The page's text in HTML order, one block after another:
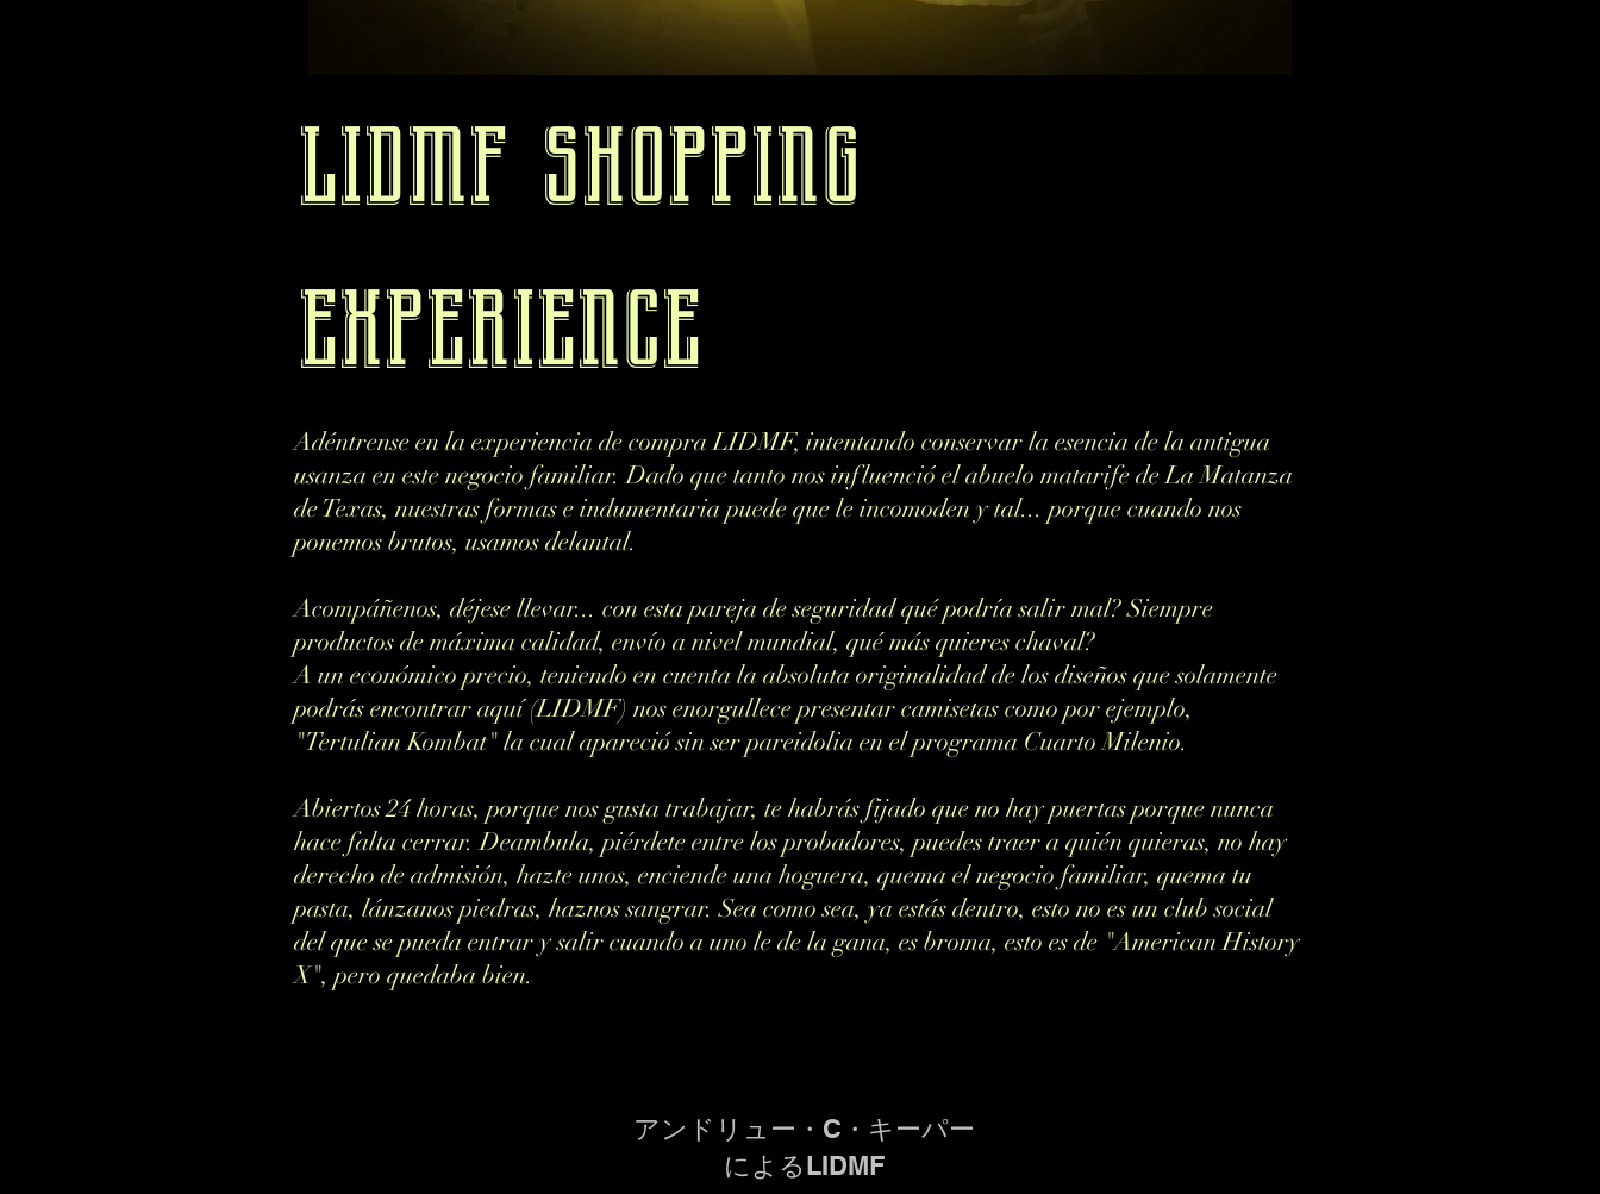
lidmf shopping
experience
Adéntrense en la experiencia de compra LIDMF, intentando conservar la esencia de la antigua
usanza en este negocio familiar. Dado que tanto nos influenció el abuelo matarife de La Matanza
de Texas, nuestras formas e indumentaria puede que le incomoden y tal... porque cuando nos
ponemos brutos, usamos delantal.
Acompáñenos, déjese llevar... con esta pareja de seguridad qué podría salir mal? Siempre
productos de máxima calidad, envío a nivel mundial, qué más quieres chaval?
A un económico precio, teniendo en cuenta la absoluta originalidad de los diseños que solamente
podrás encontrar aquí (LIDMF) nos enorgullece presentar camisetas como por ejemplo,
"Tertulian Kombat" la cual apareció sin ser pareidolia en el programa Cuarto Milenio.
Abiertos 24 horas, porque nos gusta trabajar, te habrás fijado que no hay puertas porque nunca
hace falta cerrar. Deambula, piérdete entre los probadores, puedes traer a quién quieras, no hay
derecho de admisión, hazte unos, enciende una hoguera, quema el negocio familiar, quema tu
pasta, lánzanos piedras, haznos sangrar. Sea como sea, ya estás dentro, esto no es un club social
del que se pueda entrar y salir cuando a uno le de la gana, es broma, esto es de "American History
X", pero quedaba bien.
アンドリュー・C・キーパー
によるLIDMF